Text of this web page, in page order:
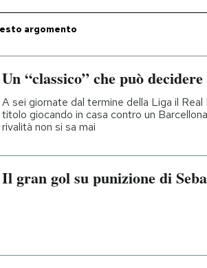
argomento
Un “classico” che può
A sei giornate dal termine della Liga il
titolo giocando in casa contro un
rivalità non si sa mai
Il gran gol su punizione di